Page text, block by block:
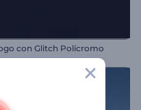
con Glitch Polícromo